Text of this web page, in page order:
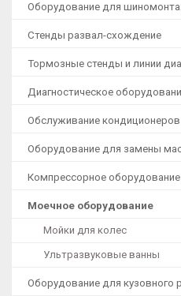
Оборудование для
Стенды развал-схождение
Тормозные стенды и линии
Диагностическое
Обслуживание кондиционеров
Оборудование для замены
Компрессорное оборудование
Моечное оборудование
Мойки для колес
Ультразвуковые ванны
Оборудование для кузовного